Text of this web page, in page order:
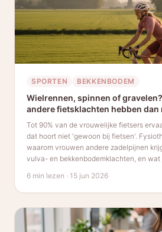
SPORTEN BEKKENBODEM
Wielrennen, spinnen of
andere fietsklachten hebben dan
Tot 90% van de vrouwelijke fietsers
dat hoort niet 'gewoon bij fietsen'.
waarom vrouwen andere zadelpijnen
vulva- en bekkenbodemklachten, en wat
6 min lezen · 15 jun 2026